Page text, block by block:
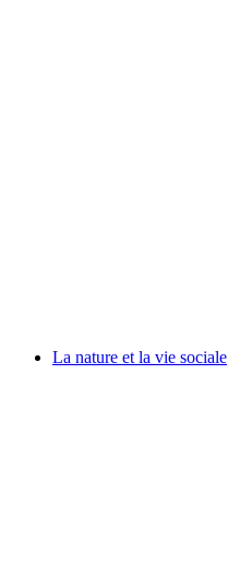
La nature et la vie sociale